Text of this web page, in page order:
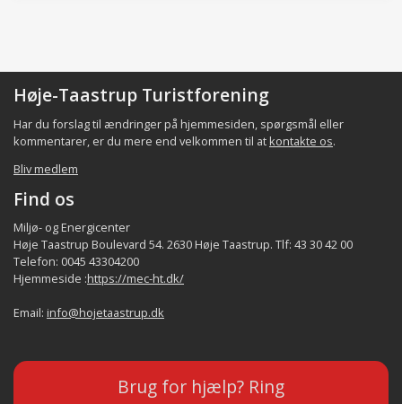
Høje-Taastrup Turistforening
Har du forslag til ændringer på hjemmesiden, spørgsmål eller
kommentarer, er du mere end velkommen til at kontakte os.
Bliv medlem
Find os
Miljø- og Energicenter
Høje Taastrup Boulevard 54. 2630 Høje Taastrup. Tlf: 43 30 42 00
Telefon: 0045 43304200
Hjemmeside :https://mec-ht.dk/
Email: info@hojetaastrup.dk
Brug for hjælp? Ring